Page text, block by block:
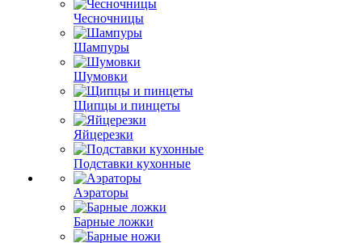
Чесночницы
Шампуры
Шумовки
Щипцы и пинцеты
Яйцерезки
Подставки кухонные
Аэраторы
Барные ложки